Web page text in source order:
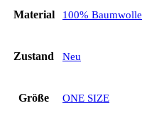
Material 100% Baumwolle
Zustand Neu
Größe ONE SIZE